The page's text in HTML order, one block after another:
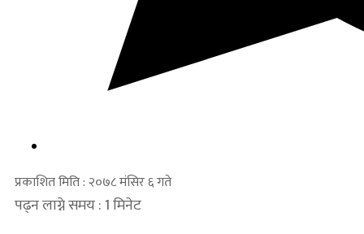
प्रकाशित मिति : २०७८ मंसिर ६ गते
पढ्न लाग्ने समय : 1 मिनेट